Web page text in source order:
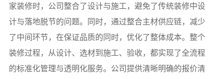
家装修时，公司整合了设计与施工，避免了传统装修中设
计与落地脱节的问题。同时，通过整合主材供应链，减少
了中间环节，在保证品质的同时，优化了整体成本。整个
装修过程，从设计、选材到施工、验收，都实现了全流程
的标准化管理与透明化服务。公司提供清晰明确的报价清